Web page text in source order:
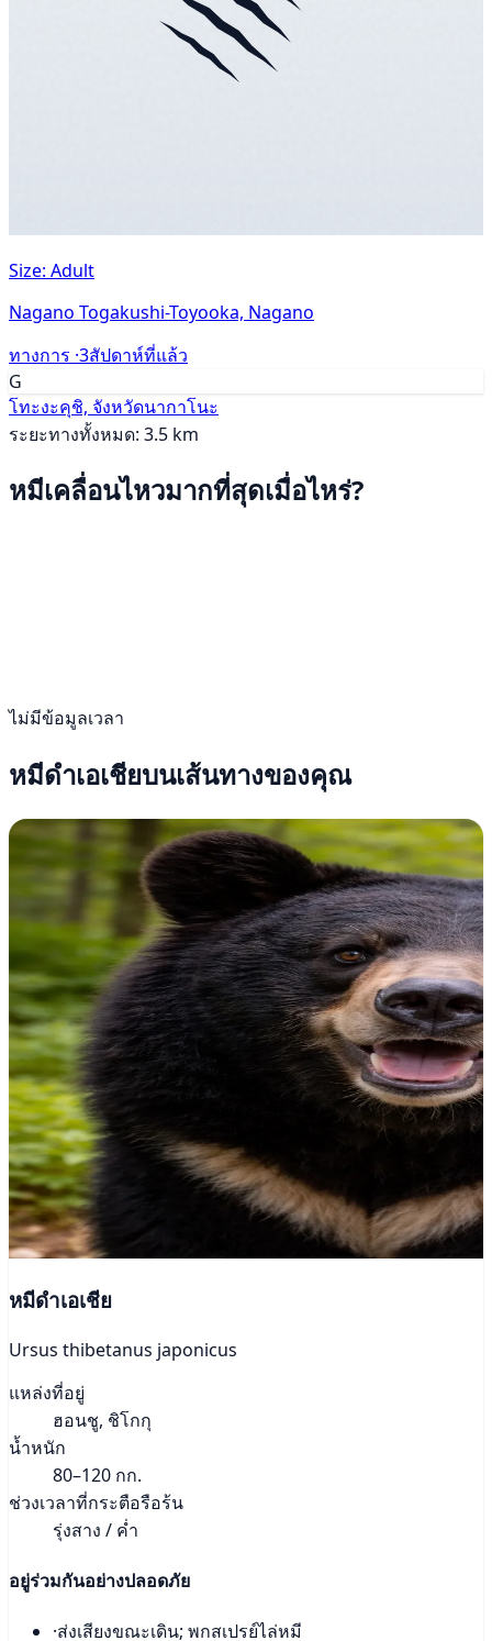
Size: Adult
Nagano Togakushi-Toyooka, Nagano
ทางการ ·3สัปดาห์ที่แล้ว
G
โทะงะคุชิ, จังหวัดนากาโนะ
ระยะทางทั้งหมด: 3.5 km
หมีเคลื่อนไหวมากที่สุดเมื่อไหร่?
ไม่มีข้อมูลเวลา
หมีดำเอเชียบนเส้นทางของคุณ
หมีดำเอเชีย
Ursus thibetanus japonicus
แหล่งที่อยู่
ฮอนชู, ชิโกกุ
น้ำหนัก
80–120 กก.
ช่วงเวลาที่กระตือรือร้น
รุ่งสาง / ค่ำ
อยู่ร่วมกันอย่างปลอดภัย
·ส่งเสียงขณะเดิน; พกสเปรย์ไล่หมี